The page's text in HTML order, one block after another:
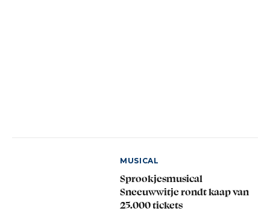
MUSICAL
Sprookjesmusical
Sneeuwwitje rondt kaap van
25.000 tickets